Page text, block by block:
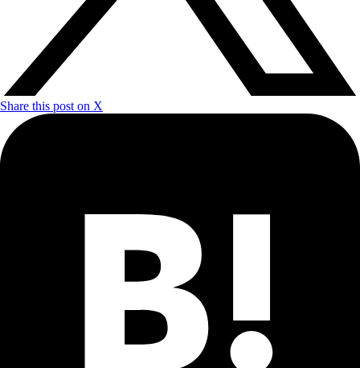
Share this post on X